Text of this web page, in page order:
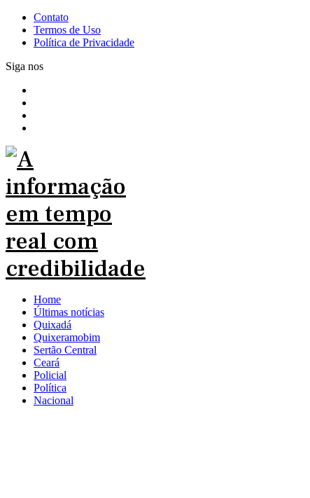
Contato
Termos de Uso
Política de Privacidade
Siga nos
Home
Últimas notícias
Quixadá
Quixeramobim
Sertão Central
Ceará
Policial
Política
Nacional